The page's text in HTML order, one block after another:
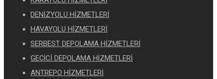
DENİZYOLU HİZMETLERİ
HAVAYOLU HİZMETLERİ
SERBEST DEPOLAMA HİZMETLERİ
GEÇİCİ DEPOLAMA HİZMETLERİ
ANTREPO HİZMETLERİ